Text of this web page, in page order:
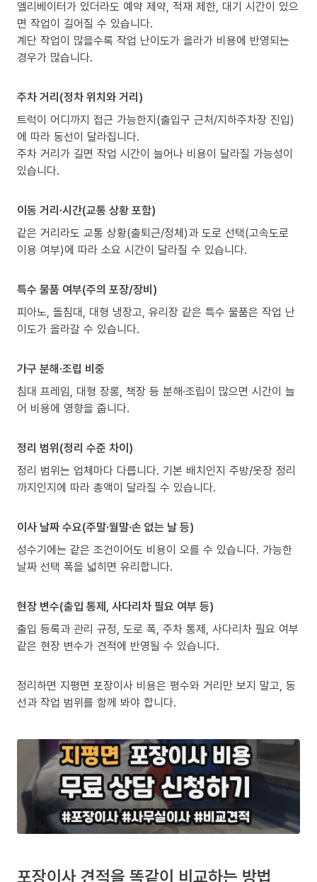
엘리베이터가 있더라도 예약 제약, 적재 제한, 대기 시간이 있으
면 작업이 길어질 수 있습니다.
계단 작업이 많을수록 작업 난이도가 올라가 비용에 반영되는
경우가 많습니다.
주차 거리(정차 위치와 거리)
트럭이 어디까지 접근 가능한지(출입구 근처/지하주차장 진입)
에 따라 동선이 달라집니다.
주차 거리가 길면 작업 시간이 늘어나 비용이 달라질 가능성이
있습니다.
이동 거리·시간(교통 상황 포함)
같은 거리라도 교통 상황(출퇴근/정체)과 도로 선택(고속도로
이용 여부)에 따라 소요 시간이 달라질 수 있습니다.
특수 물품 여부(주의 포장/장비)
피아노, 돌침대, 대형 냉장고, 유리장 같은 특수 물품은 작업 난
이도가 올라갈 수 있습니다.
가구 분해·조립 비중
침대 프레임, 대형 장롱, 책장 등 분해·조립이 많으면 시간이 늘
어 비용에 영향을 줍니다.
정리 범위(정리 수준 차이)
정리 범위는 업체마다 다릅니다. 기본 배치인지 주방/옷장 정리
까지인지에 따라 총액이 달라질 수 있습니다.
이사 날짜 수요(주말·월말·손 없는 날 등)
성수기에는 같은 조건이어도 비용이 오를 수 있습니다. 가능한
날짜 선택 폭을 넓히면 유리합니다.
현장 변수(출입 통제, 사다리차 필요 여부 등)
출입 등록과 관리 규정, 도로 폭, 주차 통제, 사다리차 필요 여부
같은 현장 변수가 견적에 반영될 수 있습니다.
정리하면 지평면 포장이사 비용은 평수와 거리만 보지 말고, 동
선과 작업 범위를 함께 봐야 합니다.
포장이사 견적을 똑같이 비교하는 방법